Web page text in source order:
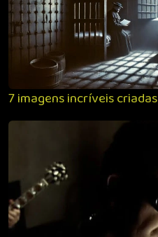
7 imagens incríveis